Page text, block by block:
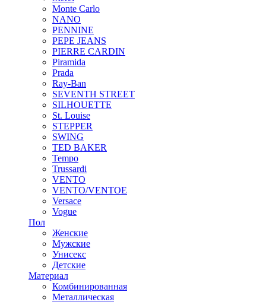
Monte Carlo
NANO
PENNINE
PEPE JEANS
PIERRE CARDIN
Piramida
Prada
Ray-Ban
SEVENTH STREET
SILHOUETTE
St. Louise
STEPPER
SWING
TED BAKER
Tempo
Trussardi
VENTO
VENTO/VENTOE
Versace
Vogue
Пол
Женские
Мужские
Унисекс
Детские
Материал
Комбинированная
Металлическая